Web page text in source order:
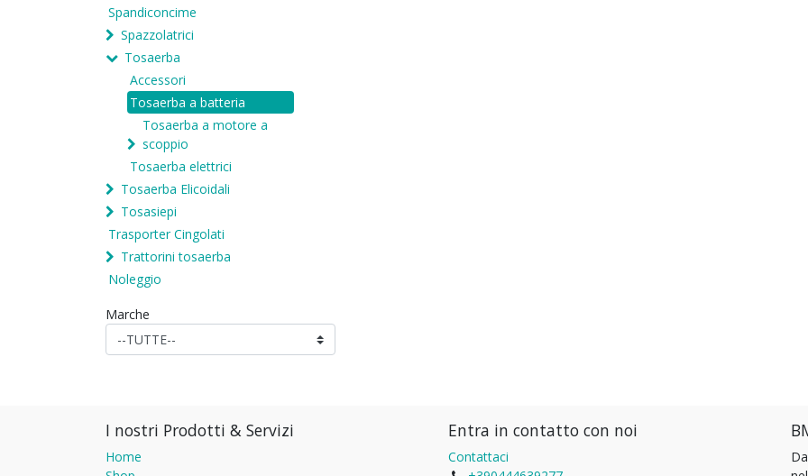
Spandiconcime
Spazzolatrici
Tosaerba
Accessori
Tosaerba a batteria
Tosaerba a motore a
scoppio
Tosaerba elettrici
Tosaerba Elicoidali
Tosasiepi
Trasporter Cingolati
Trattorini tosaerba
Noleggio
Marche
I nostri Prodotti & Servizi
Home
Entra in contatto con noi
Contattaci